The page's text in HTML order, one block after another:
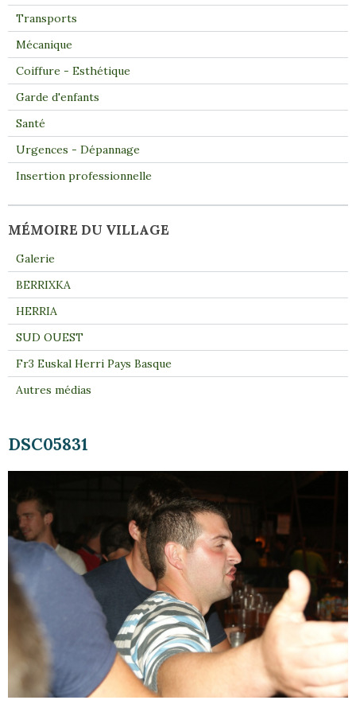
DSC05831
Transports
Mécanique
Coiffure - Esthétique
Garde d'enfants
Santé
Urgences - Dépannage
Insertion professionnelle
MÉMOIRE DU VILLAGE
Galerie
BERRIXKA
HERRIA
SUD OUEST
Fr3 Euskal Herri Pays Basque
Autres médias